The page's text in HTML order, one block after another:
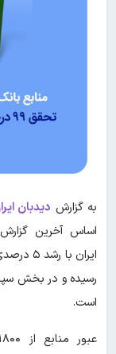
به گزارش دیدبان
اساس آخرین
است.